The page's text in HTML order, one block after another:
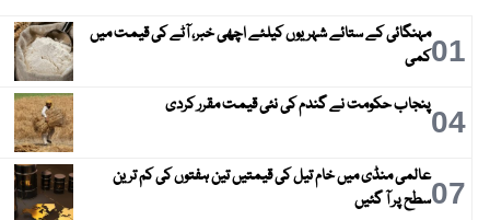
01مہنگائی کے ستائے شہریوں کیلئے اچھی خبر، آٹے کی قیمت میں
کمی
04پنجاب حکومت نے گندم کی نئی قیمت مقرر کردی
07عالمی منڈی میں خام تیل کی قیمتیں تین ہفتوں کی کم ترین
سطح پر آ گئیں